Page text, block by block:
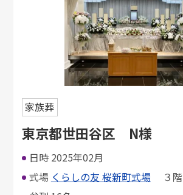
家族葬
東京都世田谷区 N様
日時 2025年02月
式場 くらしの友 桜新町式場 ３階